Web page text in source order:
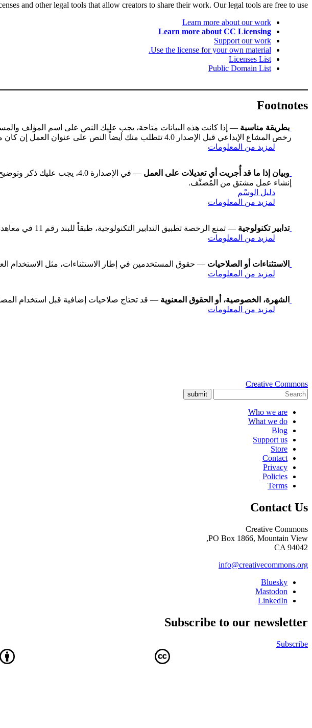
and other legal tools that allow creators to share their work. Our legal tools are free to use.
Learn more about our work
Learn more about CC Licensing
Support our work
Use the license for your own material.
Licenses List
Public Domain List
Footnotes
بطريقة مناسبة — إذا كانت هذه البيانات متاحة، يجب عليك النص على اسم المؤلف
رخص المشاع الإبداعي قبل الإصدار 4.0 تتطلب منك أيضاً النص على عنوان العمل إن كان متاحاً، وقد تكون هناك اختلافات طفيفة أخرى.
لمزيد من المعلومات
وبيان إذا ما قد أُجريت أي تعديلات على العمل
إنشاء عمل مشتق من المُصنَّف.
دليل الوسْم
لمزيد من المعلومات
تدابير تكنولوجية — تمنع الرخصة تطبيق التدابير التكنولوجية، طبقاً للبند رقم 11 في معاهدة WIPO لحقوق الملكية الفكرية.
لمزيد من المعلومات
الاستثناءات أو الصلاحيات — حقوق المستخدمين في إطار الاستثناءات، مثل الاستخدام
لمزيد من المعلومات
الشهرة، الخصوصية، أو الحقوق المعنوية — قد تحتاج صلاحيات إضافية قبل استخدام
لمزيد من المعلومات
Creative Commons
submit
Who we are
What we do
Blog
Support us
Store
Contact
Privacy
Policies
Terms
Contact Us
Creative Commons
PO Box 1866, Mountain View,
CA 94042
info@creativecommons.org
Bluesky
Mastodon
LinkedIn
Subscribe to our newsletter
Subscribe